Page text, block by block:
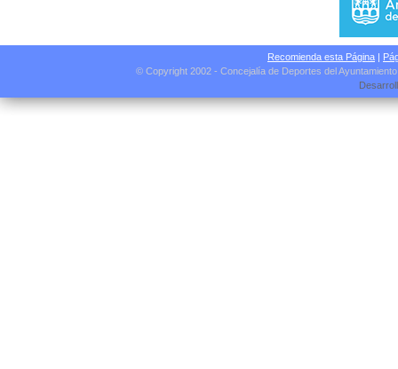
Recomienda esta Página |
© Copyright 2002 - Concejalía de Deportes del